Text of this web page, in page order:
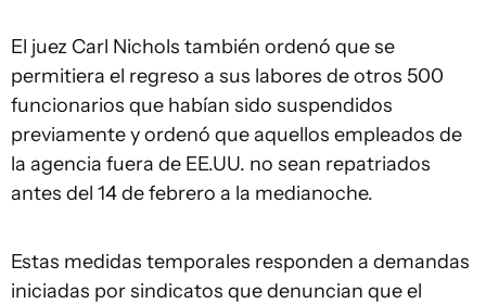
El juez Carl Nichols también ordenó que se
permitiera el regreso a sus labores de otros 500
funcionarios que habían sido suspendidos
previamente y ordenó que aquellos empleados de
la agencia fuera de EE.UU. no sean repatriados
antes del 14 de febrero a la medianoche.
Estas medidas temporales responden a demandas
iniciadas por sindicatos que denuncian que el